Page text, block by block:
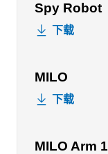
Spy Robot
下载
MILO
下载
MILO Arm 1